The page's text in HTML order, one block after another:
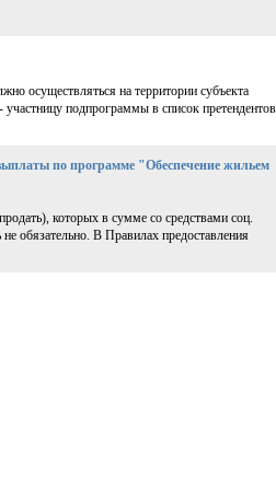
осуществляться на территории субъекта
подпрограммы в список претендентов
по программе "Обеспечение жильем
которых в сумме со средствами соц.
обязательно. В Правилах предоставления